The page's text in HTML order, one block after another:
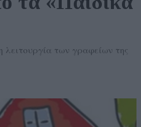
λειτουργία των γραφείων της